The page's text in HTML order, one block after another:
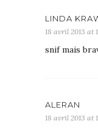
LINDA
18 avril 2013 at
snif mais
ALERAN
18 avril 2013 at